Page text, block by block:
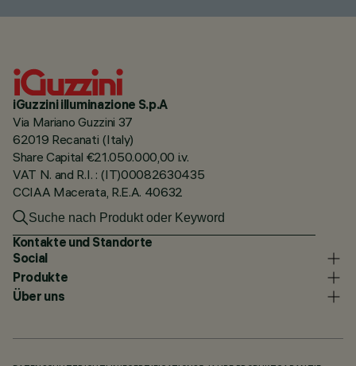
iGuzzini illuminazione S.p.A
Via Mariano Guzzini 37
62019 Recanati (Italy)
Share Capital €21.050.000,00 i.v.
VAT N. and R.I. : (IT)00082630435
CCIAA Macerata, R.E.A. 40632
Kontakte und Standorte
Social
Produkte
Über uns